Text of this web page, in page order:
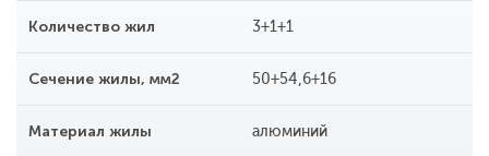
Количество жил 3+1+1
Сечение жилы, мм2 50+54,6+16
Материал жилы алюминий